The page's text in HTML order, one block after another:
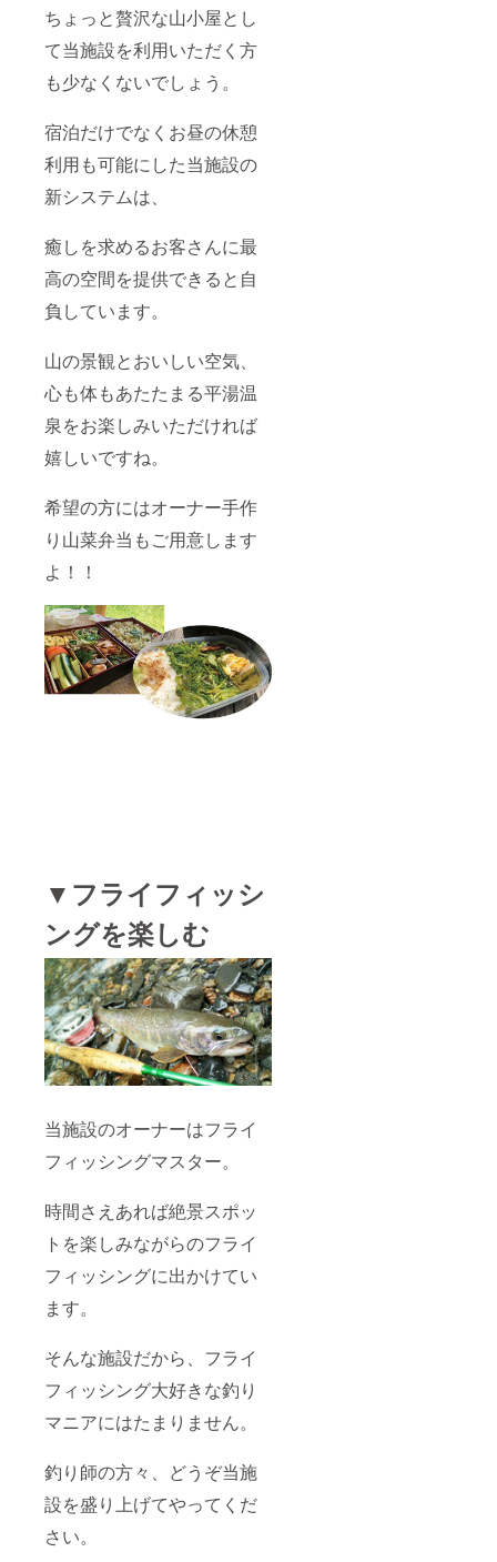
ちょっと贅沢な山小屋とし
て当施設を利用いただく方
も少なくないでしょう。
宿泊だけでなくお昼の休憩
利用も可能にした当施設の
新システムは、
癒しを求めるお客さんに最
高の空間を提供できると自
負しています。
山の景観とおいしい空気、
心も体もあたたまる平湯温
泉をお楽しみいただければ
嬉しいですね。
希望の方にはオーナー手作
り山菜弁当もご用意します
よ！！
▼フライフィッシ
ングを楽しむ
当施設のオーナーはフライ
フィッシングマスター。
時間さえあれば絶景スポッ
トを楽しみながらのフライ
フィッシングに出かけてい
ます。
そんな施設だから、フライ
フィッシング大好きな釣り
マニアにはたまりません。
釣り師の方々、どうぞ当施
設を盛り上げてやってくだ
さい。